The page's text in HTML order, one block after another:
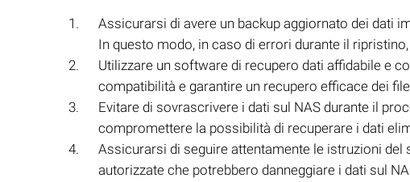
Assicurarsi di avere un backup aggiornato dei dati
In questo modo, in caso di errori durante il
Utilizzare un software di recupero dati affidabile e
compatibilità e garantire un recupero efficace dei
Evitare di sovrascrivere i dati sul NAS durante il
compromettere la possibilità di recuperare i dati
Assicurarsi di seguire attentamente le istruzioni
autorizzate che potrebbero danneggiare i dati sul